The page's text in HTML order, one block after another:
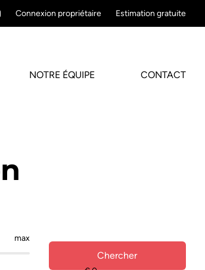
Connexion propriétaire Estimation gratuite
NOTRE ÉQUIPE CONTACT
max
Chercher